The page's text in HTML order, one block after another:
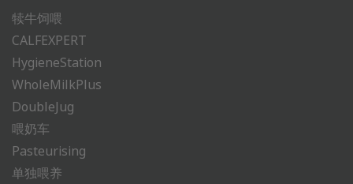
犊牛饲喂
CALFEXPERT
HygieneStation
WholeMilkPlus
DoubleJug
喂奶车
Pasteurising
单独喂养